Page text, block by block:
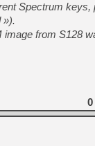
Pourquoi Marvel
Test : Restory : Chill
GTA 6 : Rockstar
Hot Wheels Infinite
Mémoire cash -
Résultats Nintendo :
Déjà des
Brickboy cherche à
Minecraft et ses «
Beast of
Spectrum keys,
»).
from S128
0